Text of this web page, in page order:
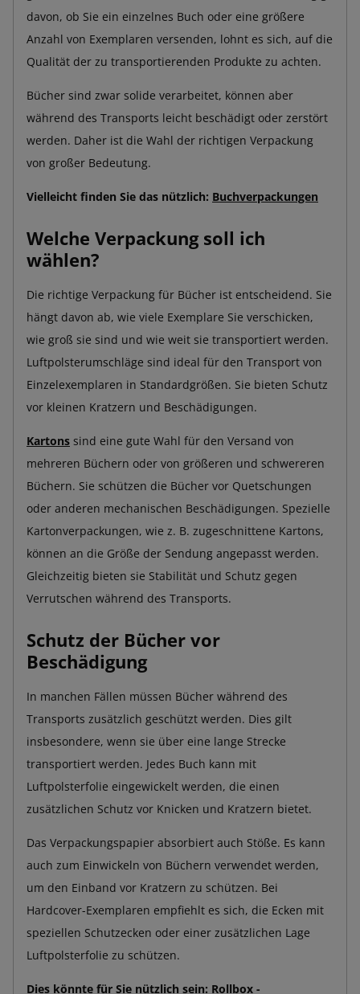
davon, ob Sie ein einzelnes Buch oder eine größere
Anzahl von Exemplaren versenden, lohnt es sich, auf die
Qualität der zu transportierenden Produkte zu achten.
Bücher sind zwar solide verarbeitet, können aber
während des Transports leicht beschädigt oder zerstört
werden. Daher ist die Wahl der richtigen Verpackung
von großer Bedeutung.
Vielleicht finden Sie das nützlich: Buchverpackungen
Welche Verpackung soll ich
wählen?
Die richtige Verpackung für Bücher ist entscheidend. Sie
hängt davon ab, wie viele Exemplare Sie verschicken,
wie groß sie sind und wie weit sie transportiert werden.
Luftpolsterumschläge sind ideal für den Transport von
Einzelexemplaren in Standardgrößen. Sie bieten Schutz
vor kleinen Kratzern und Beschädigungen.
Kartons sind eine gute Wahl für den Versand von
mehreren Büchern oder von größeren und schwereren
Büchern. Sie schützen die Bücher vor Quetschungen
oder anderen mechanischen Beschädigungen. Spezielle
Kartonverpackungen, wie z. B. zugeschnittene Kartons,
können an die Größe der Sendung angepasst werden.
Gleichzeitig bieten sie Stabilität und Schutz gegen
Verrutschen während des Transports.
Schutz der Bücher vor
Beschädigung
In manchen Fällen müssen Bücher während des
Transports zusätzlich geschützt werden. Dies gilt
insbesondere, wenn sie über eine lange Strecke
transportiert werden. Jedes Buch kann mit
Luftpolsterfolie eingewickelt werden, die einen
zusätzlichen Schutz vor Knicken und Kratzern bietet.
Das Verpackungspapier absorbiert auch Stöße. Es kann
auch zum Einwickeln von Büchern verwendet werden,
um den Einband vor Kratzern zu schützen. Bei
Hardcover-Exemplaren empfiehlt es sich, die Ecken mit
speziellen Schutzecken oder einer zusätzlichen Lage
Luftpolsterfolie zu schützen.
Dies könnte für Sie nützlich sein: Rollbox -